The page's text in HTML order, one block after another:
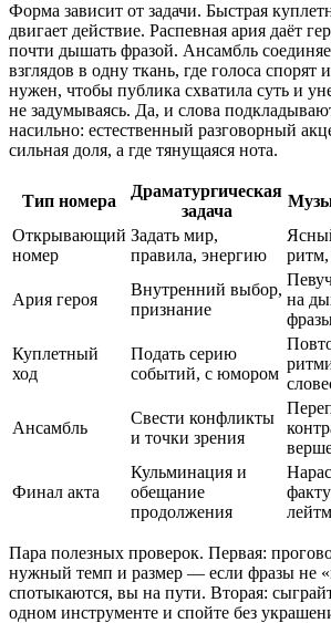
Форма зависит от задачи. Быстрая
двигает действие. Распевная ария даёт
почти дышать фразой. Ансамбль
взглядов в одну ткань, где голоса спорят
нужен, чтобы публика схватила суть и
не задумываясь. Да, и слова
насильно: естественный разговорный
сильная доля, а где тянущаяся нота.
Тип номера
Драматургическая
задача
Открывающий
номер
Задать мир,
правила, энергию
Ария героя
Внутренний выбор,
признание
на
Куплетный
ход
Подать серию
событий, с юмором
Ансамбль
Свести конфликты
и точки зрения
Финал акта
Кульминация и
обещание
продолжения
Пара полезных проверок. Первая:
нужный темп и размер — если фразы не
спотыкаются, вы на пути. Вторая:
одном инструменте и спойте без